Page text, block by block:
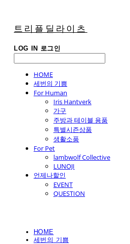
트리플딜라이츠
LOG IN 로그인
HOME
세번의 기쁨
For Human
Iris Hantverk
가구
주방과 테이블 용품
특별시즌상품
생활소품
For Pet
lambwolf Collective
LUNOJI
언제나할인
EVENT
QUESTION
HOME
세번의 기쁨